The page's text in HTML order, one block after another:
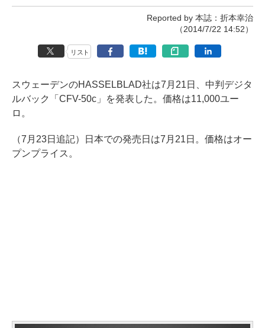
Reported by 本誌：折本幸治
（2014/7/22 14:52）
リスト
スウェーデンのHASSELBLAD社は7月21日、中判デジタ
ルバック「CFV-50c」を発表した。価格は11,000ユー
ロ。
（7月23日追記）日本での発売日は7月21日。価格はオー
プンプライス。